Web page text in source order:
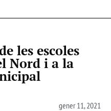
les escoles
Nord i a la
gener 11, 2021